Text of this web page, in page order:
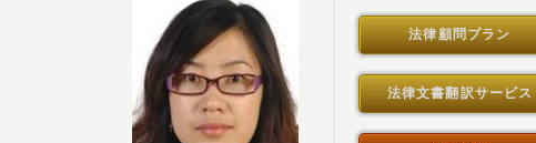
法律顧問プラン
法律文書翻訳サービス